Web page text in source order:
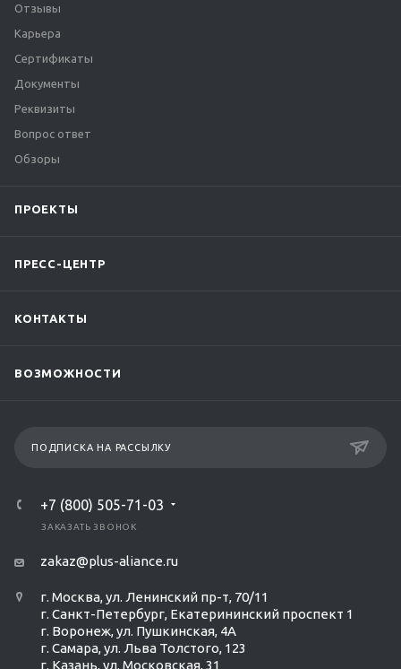
Отзывы
Карьера
Сертификаты
Документы
Реквизиты
Вопрос ответ
Обзоры
ПРОЕКТЫ
ПРЕСС-ЦЕНТР
КОНТАКТЫ
ВОЗМОЖНОСТИ
ПОДПИСКА НА РАССЫЛКУ
+7 (800) 505-71-03
ЗАКАЗАТЬ ЗВОНОК
zakaz@plus-aliance.ru
г. Москва, ул. Ленинский пр-т, 70/11
г. Санкт-Петербург, Екатерининский проспект 1
г. Воронеж, ул. Пушкинская, 4А
г. Самара, ул. Льва Толстого, 123
г. Казань, ул. Московская, 31